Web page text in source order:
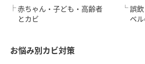
赤ちゃん・子ども・高齢者
とカビ
誤
ベ
お悩み別カビ対策